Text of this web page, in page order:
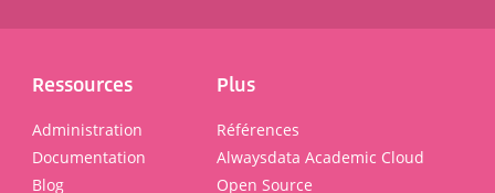
Ressources
Administration
Documentation
Blog
Plus
Références
Alwaysdata Academic Cloud
Open Source